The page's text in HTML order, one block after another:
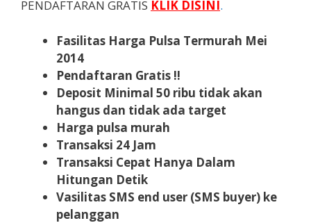
PENDAFTARAN GRATIS KLIK DISINI.
Fasilitas Harga Pulsa Termurah Mei
2014
Pendaftaran Gratis !!
Deposit Minimal 50 ribu tidak akan
hangus dan tidak ada target
Harga pulsa murah
Transaksi 24 Jam
Transaksi Cepat Hanya Dalam
Hitungan Detik
Vasilitas SMS end user (SMS buyer) ke
pelanggan